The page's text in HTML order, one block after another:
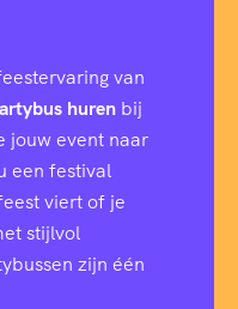
van
huren bij
jouw event naar
een festival
viert of je
stijlvol
zijn één